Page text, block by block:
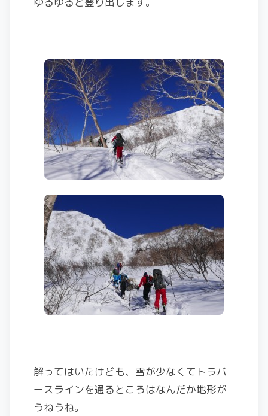
解ってはいたけども、雪が少なくてトラバ
ースラインを通るところはなんだか地形が
うねうね。